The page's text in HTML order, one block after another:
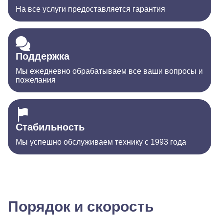
На все услуги предоставляется гарантия
Поддержка
Мы ежедневно обрабатываем все ваши вопросы и
пожелания
Стабильность
Мы успешно обслуживаем технику с 1993 года
Порядок и скорость